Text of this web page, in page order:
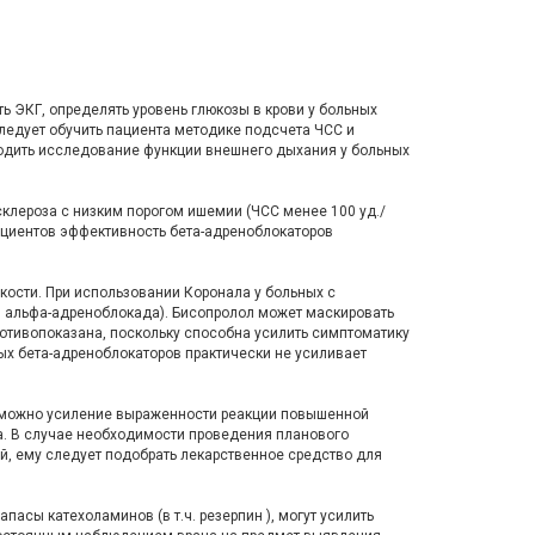
ЭКГ, определять уровень глюкозы в крови у больных
обучить пациента методике подсчета ЧСС и
исследование функции внешнего дыхания у больных
с низким порогом ишемии (ЧСС менее 100 уд./
эффективность бета-адреноблокаторов
При использовании Коронала у больных с
альфа-адреноблокада). Бисопролол может маскировать
поскольку способна усилить симптоматику
адреноблокаторов практически не усиливает
усиление выраженности реакции повышенной
В случае необходимости проведения планового
ему следует подобрать лекарственное средство для
катехоламинов (в т.ч. резерпин ), могут усилить